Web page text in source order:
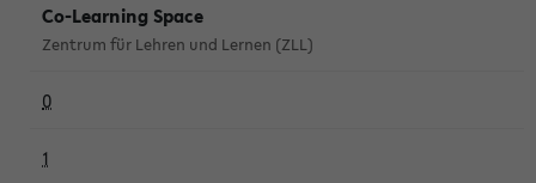
Co-Learning Space
Zentrum für Lehren und Lernen (ZLL)
0
1